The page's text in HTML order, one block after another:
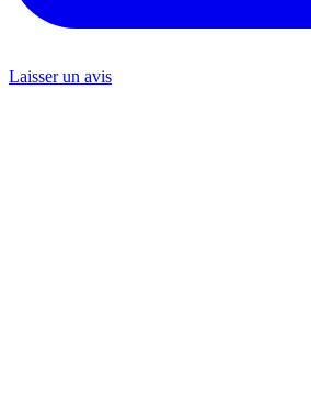
Laisser un avis